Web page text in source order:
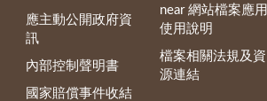
應主動公開政府資
訊
內部控制聲明書
國家賠償事件收結
near 網站檔案應用
使用說明
檔案相關法規及資
源連結